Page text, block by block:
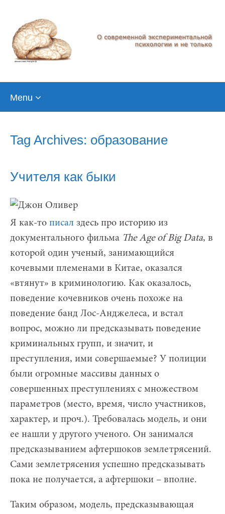
Menu
Tag Archives: образование
Учителя как быки
Я как-то писал здесь про историю из
документального фильма The Age of Big Data, в
которой один ученый, занимающийся
кочевыми племенами в Китае, оказался
«втянут» в криминологию. Как оказалось,
поведение кочевников очень похоже на
поведение банд Лос-Анджелеса, и встал
вопрос, можно ли предсказывать поведение
криминальных групп, и значит, и
преступления, ими совершаемые? У полиции
были огромные массивы данных о
совершенных преступлениях с множеством
параметров (место, время, число участников,
характер, и проч.). Требовалась модель, и они
ее нашли у другого ученого. Он занимался
предсказыванием афтершоков землетрясений.
Сами землетрясения успешно предсказывать
пока не получается, а афтершоки – вполне.
Таким образом, модель, предсказывающая